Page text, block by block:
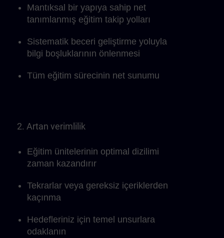
Mantıksal bir yapıya sahip net
tanımlanmış eğitim takip yolları
Sistematik beceri geliştirme yoluyla
bilgi boşluklarının önlenmesi
Tüm eğitim sürecinin net sunumu
2. Artan verimlilik
Eğitim ünitelerinin optimal dizilimi
zaman kazandırır
Tekrarlar veya gereksiz içeriklerden
kaçınma
Hedefleriniz için temel unsurlara
odaklanın